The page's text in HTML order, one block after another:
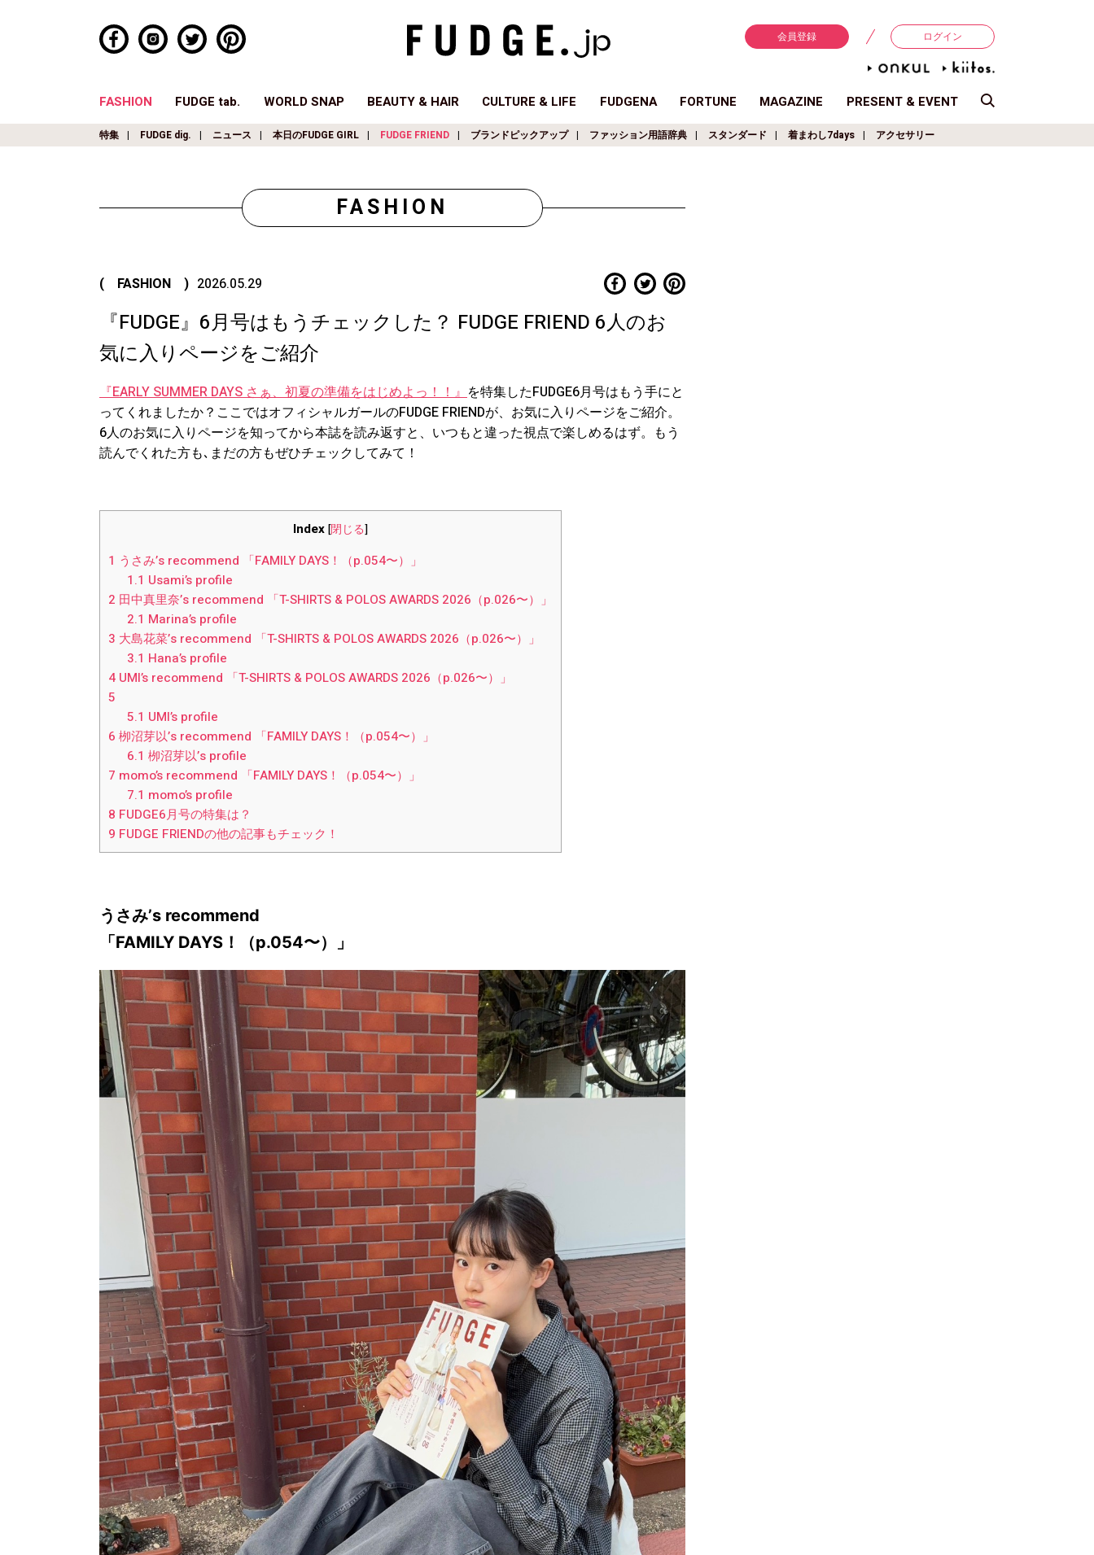
会員登録 ログイン
FASHION FUDGE tab. WORLD SNAP BEAUTY & HAIR CULTURE & LIFE FUDGENA FORTUNE MAGAZINE PRESENT & EVENT
特集 FUDGE dig. ニュース 本日のFUDGE GIRL FUDGE FRIEND ブランドピックアップ ファッション用語辞典 スタンダード 着まわし7days アクセサリー
FASHION
( FASHION ) 2026.05.29
『FUDGE』6月号はもうチェックした？ FUDGE FRIEND 6人のお
気に入りページをご紹介
『EARLY SUMMER DAYS さぁ、初夏の準備をはじめよっ！！』を特集したFUDGE6月号はもう手にと
ってくれましたか？ここではオフィシャルガールのFUDGE FRIENDが、お気に入りページをご紹介。
6人のお気に入りページを知ってから本誌を読み返すと、いつもと違った視点で楽しめるはず。もう
読んでくれた方も､まだの方もぜひチェックしてみて！
Index [閉じる]
1 うさみ’s recommend 「FAMILY DAYS！（p.054〜）」
1.1 Usami’s profile
2 田中真里奈’s recommend 「T-SHIRTS & POLOS AWARDS 2026（p.026〜）」
2.1 Marina’s profile
3 大島花菜’s recommend 「T-SHIRTS & POLOS AWARDS 2026（p.026〜）」
3.1 Hana’s profile
4 UMI’s recommend 「T-SHIRTS & POLOS AWARDS 2026（p.026〜）」
5
5.1 UMI’s profile
6 栁沼芽以’s recommend 「FAMILY DAYS！（p.054〜）」
6.1 栁沼芽以’s profile
7 momo’s recommend 「FAMILY DAYS！（p.054〜）」
7.1 momo’s profile
8 FUDGE6月号の特集は？
9 FUDGE FRIENDの他の記事もチェック！
うさみ’s recommend
「FAMILY DAYS！ （p.054〜） 」